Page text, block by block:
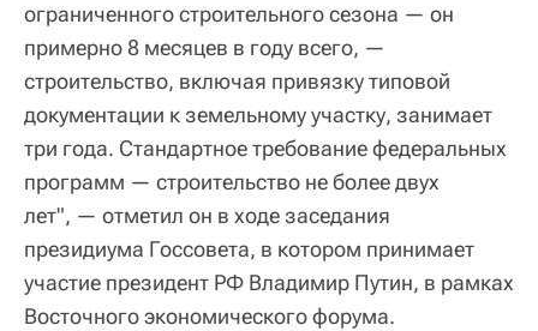
ограниченного строительного сезона — он
примерно 8 месяцев в году всего, —
строительство, включая привязку типовой
документации к земельному участку, занимает
три года. Стандартное требование федеральных
программ — строительство не более двух
лет", — отметил он в ходе заседания
президиума Госсовета, в котором принимает
участие президент РФ Владимир Путин, в рамках
Восточного экономического форума.